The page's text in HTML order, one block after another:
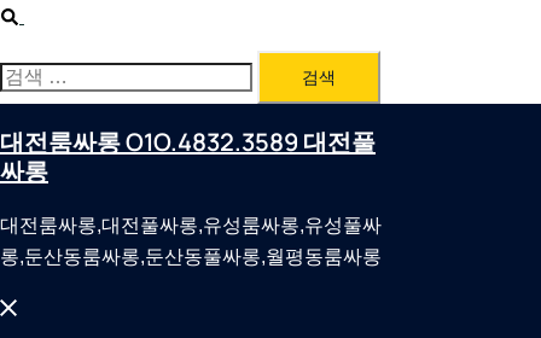
Search
검
색:
대전룸싸롱 O1O.4832.3589 대전풀
싸롱
대전룸싸롱,대전풀싸롱,유성룸싸롱,유성풀싸
롱,둔산동룸싸롱,둔산동풀싸롱,월평동룸싸롱
Close